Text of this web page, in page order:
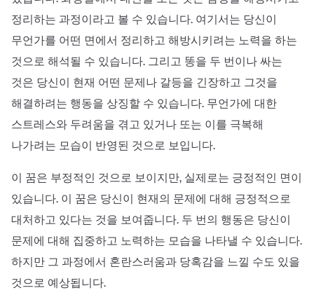
정리하는 과정이라고 볼 수 있습니다. 여기서는 당신이
무언가를 어떤 면에서 정리하고 해방시키려는 노력을 하는
것으로 해석될 수 있습니다. 그리고 똥을 두 번이나 싸는
것은 당신이 현재 어떤 문제나 갈등을 긴장하고 그것을
해결하려는 행동을 상징할 수 있습니다. 무언가에 대한
스트레스와 두려움을 겪고 있거나 또는 이를 극복해
나가려는 모습이 반영된 것으로 보입니다.
이 꿈은 부정적인 것으로 보이지만, 실제로는 긍정적인 면이
있습니다. 이 꿈은 당신이 현재의 문제에 대해 긍정적으로
대처하고 있다는 것을 보여줍니다. 두 번의 행동은 당신이
문제에 대해 집중하고 노력하는 모습을 나타낼 수 있습니다.
하지만 그 과정에서 혼란스러움과 당혹감을 느낄 수도 있을
것으로 예상됩니다.